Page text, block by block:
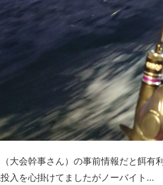
大会幹事さん）の事前情報だと餌有
入を心掛けてましたがノーバイト…